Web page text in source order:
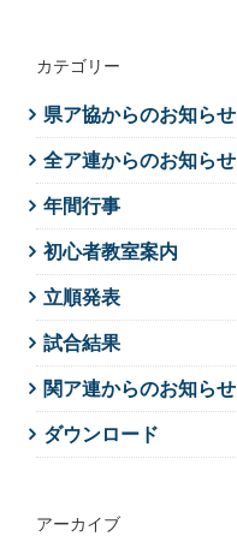
カテゴリー
県ア協からのお知らせ
全ア連からのお知らせ
年間行事
初心者教室案内
立順発表
試合結果
関ア連からのお知らせ
ダウンロード
アーカイブ